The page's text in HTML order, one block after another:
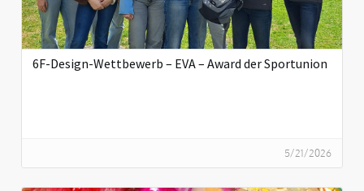
6F-Design-Wettbewerb – EVA – Award der Sportunion
5/21/2026